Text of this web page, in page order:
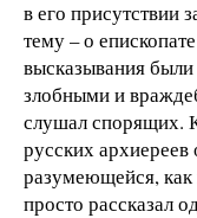
в его присутствии
тему – о
высказывания
злобными и
слушал спорящих.
русских
разумеющейся,
просто рассказал